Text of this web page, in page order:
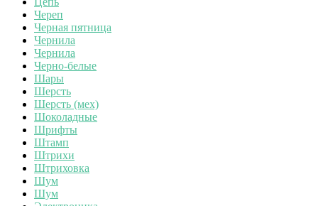
Череп
Черная пятница
Чернила
Чернила
Черно-белые
Шары
Шерсть
Шерсть (мех)
Шоколадные
Шрифты
Штамп
Штрихи
Штриховка
Шум
Шум